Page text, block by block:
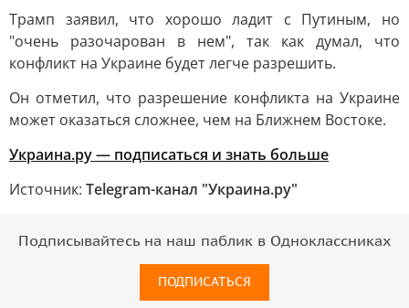
Трамп заявил, что хорошо ладит с Путиным, но
"очень разочарован в нем", так как думал, что
конфликт на Украине будет легче разрешить.
Он отметил, что разрешение конфликта на Украине
может оказаться сложнее, чем на Ближнем Востоке.
Украина.ру — подписаться и знать больше
Источник: Telegram-канал "Украина.ру"
Подписывайтесь на наш паблик в Одноклассниках
ПОДПИСАТЬСЯ